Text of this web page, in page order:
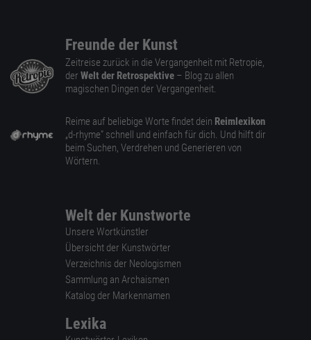
Freunde der Kunst
Zeitreise zurück in die Vergangenheit mit Retropie,
der Welt der Retrospektive – Blog zu allen
magischen Dingen der Vergangenheit.
Reime auf beliebige Worte findet dein Reimlexikon
„d-rhyme” schnell und einfach für dich. Und hilft dir
beim Suchen, Verdrehen und Generieren von
Wörtern.
Welt der Kunstworte
Unsere Wortkünstler
Übersicht der Kunstwörter
Verzeichnis der Neologismen
Sammlung an Archaismen
Katalog der Markennamen
Lexika